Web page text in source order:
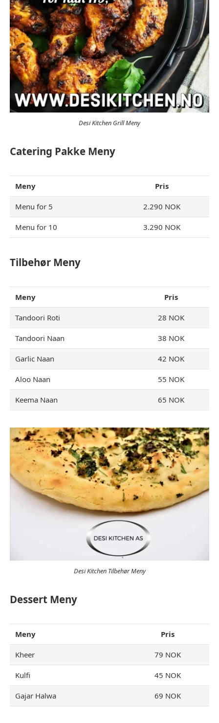
Desi Kitchen Grill Meny
Catering Pakke Meny
Meny Pris
Menu for 5 2.290 NOK
Menu for 10 3.290 NOK
Tilbehør Meny
Meny Pris
Tandoori Roti 28 NOK
Tandoori Naan 38 NOK
Garlic Naan 42 NOK
Aloo Naan 55 NOK
Keema Naan 65 NOK
Desi Kitchen Tilbehør Meny
Dessert Meny
Meny Pris
Kheer 79 NOK
Kulfi 45 NOK
Gajar Halwa 69 NOK